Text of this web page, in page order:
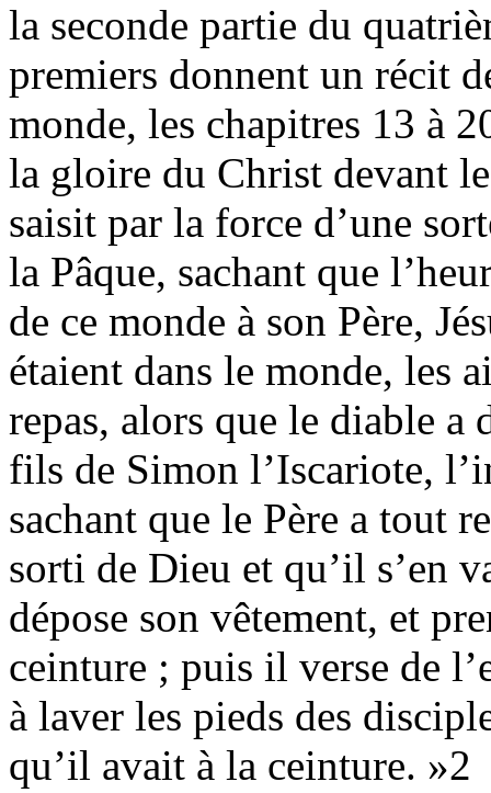
la seconde partie du
premiers donnent un récit
monde, les chapitres 13 à
la gloire du Christ devant
saisit par la force d’une
la Pâque, sachant que
de ce monde à son Père,
étaient dans le monde, les
repas, alors que le diable a
fils de Simon l’Iscariote,
sachant que le Père a tout
sorti de Dieu et qu’il s’en
dépose son vêtement, et
ceinture ; puis il verse de
à laver les pieds des
qu’il avait à la ceinture. »2